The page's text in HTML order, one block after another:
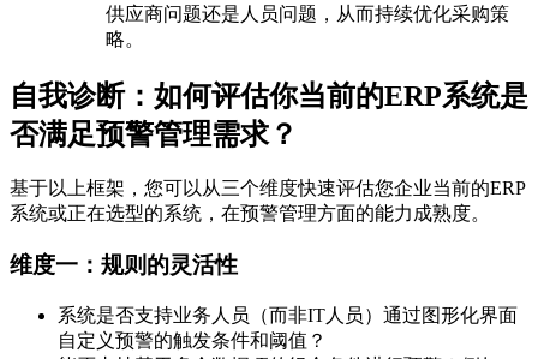
供应商问题还是人员问题，从而持续优化采购策
略。
自我诊断：如何评估你当前的ERP系统是
否满足预警管理需求？
基于以上框架，您可以从三个维度快速评估您企业当前的ERP
系统或正在选型的系统，在预警管理方面的能力成熟度。
维度一：规则的灵活性
系统是否支持业务人员（而非IT人员）通过图形化界面
自定义预警的触发条件和阈值？